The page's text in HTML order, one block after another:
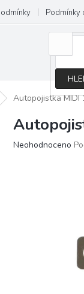
Podmínky
Autopojistka MIDI
Průměrné
Neohodnoceno